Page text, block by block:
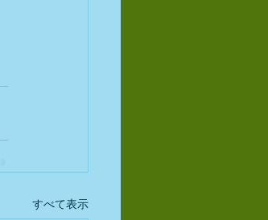
すべて表示